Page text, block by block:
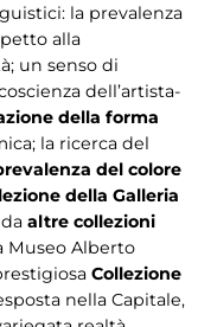
la prevalenza
alla
un senso di
dell’artista-
della forma
la ricerca del
del colore
della Galleria
altre collezioni
Museo Alberto
Collezione
nella Capitale,